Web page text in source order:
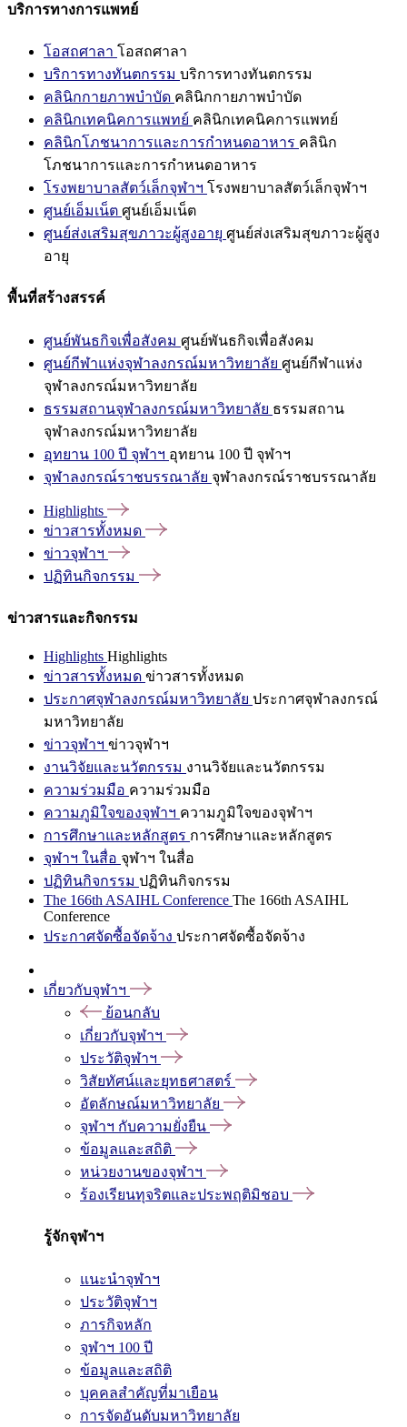
บริการทางการแพทย์
โอสถศาลา โอสถศาลา
บริการทางทันตกรรม บริการทางทันตกรรม
คลินิกกายภาพบำบัด คลินิกกายภาพบำบัด
คลินิกเทคนิคการแพทย์ คลินิกเทคนิคการแพทย์
คลินิกโภชนาการและการกำหนดอาหาร คลินิก
โภชนาการและการกำหนดอาหาร
โรงพยาบาลสัตว์เล็กจุฬาฯ โรงพยาบาลสัตว์เล็กจุฬาฯ
ศูนย์เอ็มเน็ต ศูนย์เอ็มเน็ต
ศูนย์ส่งเสริมสุขภาวะผู้สูงอายุ ศูนย์ส่งเสริมสุขภาวะผู้สูง
อายุ
พื้นที่สร้างสรรค์
ศูนย์พันธกิจเพื่อสังคม ศูนย์พันธกิจเพื่อสังคม
ศูนย์กีฬาแห่งจุฬาลงกรณ์มหาวิทยาลัย ศูนย์กีฬาแห่ง
จุฬาลงกรณ์มหาวิทยาลัย
ธรรมสถานจุฬาลงกรณ์มหาวิทยาลัย ธรรมสถาน
จุฬาลงกรณ์มหาวิทยาลัย
อุทยาน 100 ปี จุฬาฯ อุทยาน 100 ปี จุฬาฯ
จุฬาลงกรณ์ราชบรรณาลัย จุฬาลงกรณ์ราชบรรณาลัย
Highlights
ข่าวสารทั้งหมด
ข่าวจุฬาฯ
ปฏิทินกิจกรรม
ข่าวสารและกิจกรรม
Highlights Highlights
ข่าวสารทั้งหมด ข่าวสารทั้งหมด
ประกาศจุฬาลงกรณ์มหาวิทยาลัย ประกาศจุฬาลงกรณ์
มหาวิทยาลัย
ข่าวจุฬาฯ ข่าวจุฬาฯ
งานวิจัยและนวัตกรรม งานวิจัยและนวัตกรรม
ความร่วมมือ ความร่วมมือ
ความภูมิใจของจุฬาฯ ความภูมิใจของจุฬาฯ
การศึกษาและหลักสูตร การศึกษาและหลักสูตร
จุฬาฯ ในสื่อ จุฬาฯ ในสื่อ
ปฏิทินกิจกรรม ปฏิทินกิจกรรม
The 166th ASAIHL Conference The 166th ASAIHL
Conference
ประกาศจัดซื้อจัดจ้าง ประกาศจัดซื้อจัดจ้าง
เกี่ยวกับจุฬาฯ
ย้อนกลับ
เกี่ยวกับจุฬาฯ
ประวัติจุฬาฯ
วิสัยทัศน์และยุทธศาสตร์
อัตลักษณ์มหาวิทยาลัย
จุฬาฯ กับความยั่งยืน
ข้อมูลและสถิติ
หน่วยงานของจุฬาฯ
ร้องเรียนทุจริตและประพฤติมิชอบ
รู้จักจุฬาฯ
แนะนำจุฬาฯ
ประวัติจุฬาฯ
ภารกิจหลัก
จุฬาฯ 100 ปี
ข้อมูลและสถิติ
บุคคลสำคัญที่มาเยือน
การจัดอันดับมหาวิทยาลัย